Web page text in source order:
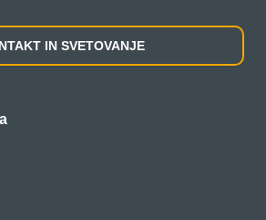
IN SVETOVANJE